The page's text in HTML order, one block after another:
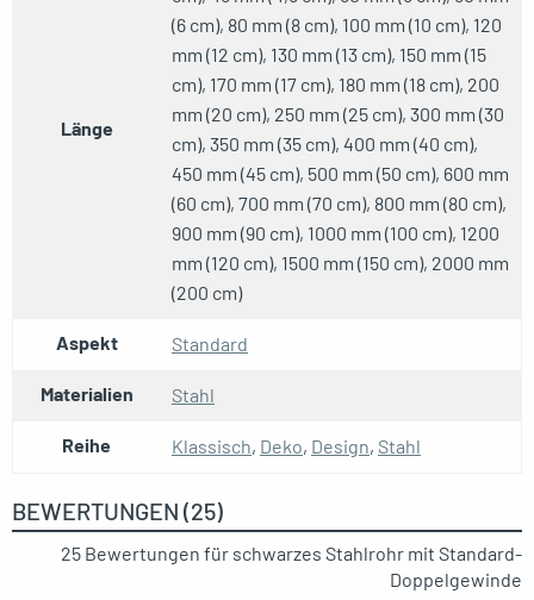
WC-Rollenhalter - Winkelstück
REF: MCFK0120000W1
WC-Rollenhalter - gerade
REF: MCFK0110000W1
Design WC-Rollenhalter - gerade
REF: MCFK0130000W1
REF: MCFK0150000W1
REF: MCFK0160000W1
Beistelltisch im industriellen Stil
Länge
(6 cm), 80 mm (8 cm), 100 mm (10 cm), 120
mm (12 cm), 130 mm (13 cm), 150 mm (15
cm), 170 mm (17 cm), 180 mm (18 cm), 200
mm (20 cm), 250 mm (25 cm), 300 mm (30
cm), 350 mm (35 cm), 400 mm (40 cm),
450 mm (45 cm), 500 mm (50 cm), 600 mm
(60 cm), 700 mm (70 cm), 800 mm (80 cm),
900 mm (90 cm), 1000 mm (100 cm), 1200
mm (120 cm), 1500 mm (150 cm), 2000 mm
(200 cm)
Aspekt Standard
Materialien Stahl
Reihe Klassisch, Deko, Design, Stahl
BEWERTUNGEN (25)
25 Bewertungen für schwarzes Stahlrohr mit Standard-
Doppelgewinde